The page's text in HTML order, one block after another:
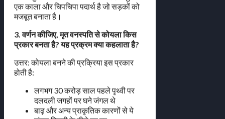
एक काला और चिपचिपा पदार्थ है जो सड़कों को
मजबूत बनाता है।
3. वर्णन कीजिए, मृत वनस्पति से कोयला किस
प्रकार बनता है? यह प्रक्रम क्या कहलाता है?
उत्तर: कोयला बनने की प्रक्रिया इस प्रकार
होती है:
लगभग 30 करोड़ साल पहले पृथ्वी पर
दलदली जगहों पर घने जंगल थे
बाढ़ और अन्य प्राकृतिक कारणों से ये